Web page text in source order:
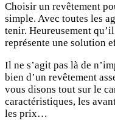
Choisir un revêtement
simple. Avec toutes les
tenir. Heureusement
représente une solution
Il ne s’agit pas là de
bien d’un revêtement
vous disons tout sur le
caractéristiques, les
les prix…